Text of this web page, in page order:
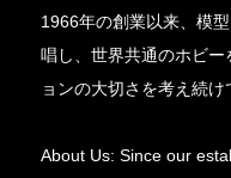
1966年の創業以来、模
唱し、世界共通のホビ
ョンの大切さを考え続け
About Us: Since our